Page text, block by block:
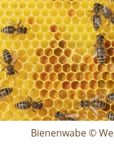
Bienenwabe ©